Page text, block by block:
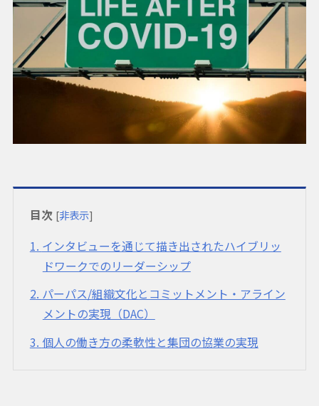
目次 [非表示]
1 インタビューを通じて描き出されたハイブリッ
ドワークでのリーダーシップ
2 パーパス/組織文化とコミットメント・アライン
メントの実現（DAC）
3 個人の働き方の柔軟性と集団の協業の実現